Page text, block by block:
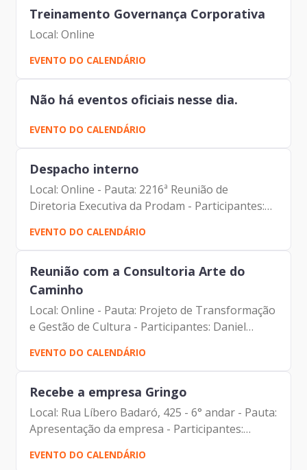
Treinamento Governança Corporativa
Local: Online
EVENTO DO CALENDÁRIO
Não há eventos oficiais nesse dia.
EVENTO DO CALENDÁRIO
Despacho interno
Local: Online - Pauta: 2216ª Reunião de
Diretoria Executiva da Prodam - Participantes:
Carlos Roberto Ruas Junior (Diretor de
Inovação e Arquitetura Organizacional) Carolina
Magnani Hiromoto...
EVENTO DO CALENDÁRIO
Reunião com a Consultoria Arte do
Caminho
Local: Online - Pauta: Projeto de Transformação
e Gestão de Cultura - Participantes: Daniel
Portilho (Arte do Caminho) Johann Nogueira
Dantas (Diretor-Presidente da Prodam) Lucia
Cristina Freire de...
EVENTO DO CALENDÁRIO
Recebe a empresa Gringo
Local: Rua Líbero Badaró, 425 - 6° andar - Pauta:
Apresentação da empresa - Participantes:
Alberto Campos Ribeiro (Prodam) Armando de
Almeida Pinto Junior (SMDET) Carlos Alberto
EVENTO DO CALENDÁRIO